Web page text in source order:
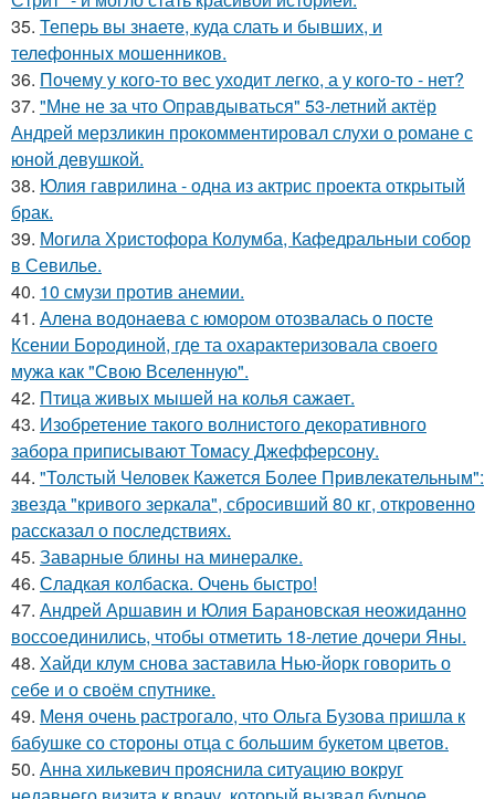
35. Теперь вы знaетe, куда слать и бывших, и
телeфонныx мошенников.
36. Почему у кого-то вес уходит легко, а у кого-то - нет?
37. "Мне не за что Оправдываться" 53-летний актёр
Андрей мерзликин прокомментировал слухи о романе с
юной девушкой.
38. Юлия гаврилина - одна из актрис проекта открытый
брак.
39. Могила Христофора Колумба, Кафедральныи собор
в Севилье.
40. 10 смузи против анемии.
41. Алена водонаева с юмором отозвалась о посте
Ксении Бородиной, где та охарактеризовала своего
мужа как "Свою Вселенную".
42. Птица живых мышей на колья сажает.
43. Изобретение такого волнистого декоративного
забора приписывают Томасу Джефферсону.
44. "Толстый Человек Кажется Более Привлекательным":
звезда "кривого зеркала", сбросивший 80 кг, откровенно
рассказал о последствиях.
45. Заварные блины на минералке.
46. Сладкая колбаска. Очень быстро!
47. Андрей Аршавин и Юлия Барановская неожиданно
воссоединились, чтобы отметить 18-летие дочери Яны.
48. Хайди клум снова заставила Нью-йорк говорить о
себе и о своём спутнике.
49. Меня очень растрогало, что Ольга Бузова пришла к
бабушке со стороны отца с большим букетом цветов.
50. Анна хилькевич прояснила ситуацию вокруг